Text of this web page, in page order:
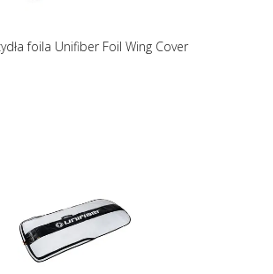
foila Unifiber Foil Wing Cover